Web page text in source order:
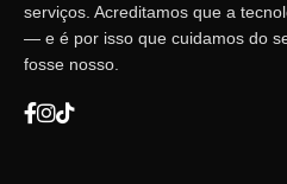
serviços. Acreditamos que a
— e é por isso que cuidamos do
fosse nosso.